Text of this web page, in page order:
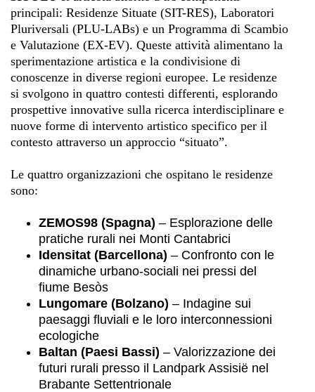
principali: Residenze Situate (SIT-RES), Laboratori
Pluriversali (PLU-LABs) e un Programma di Scambio
e Valutazione (EX-EV). Queste attività alimentano la
sperimentazione artistica e la condivisione di
conoscenze in diverse regioni europee. Le residenze
si svolgono in quattro contesti differenti, esplorando
prospettive innovative sulla ricerca interdisciplinare e
nuove forme di intervento artistico specifico per il
contesto attraverso un approccio “situato”.
Le quattro organizzazioni che ospitano le residenze
sono:
ZEMOS98 (Spagna) – Esplorazione delle
pratiche rurali nei Monti Cantabrici
Idensitat (Barcellona) – Confronto con le
dinamiche urbano-sociali nei pressi del
fiume Besòs
Lungomare (Bolzano) – Indagine sui
paesaggi fluviali e le loro interconnessioni
ecologiche
Baltan (Paesi Bassi) – Valorizzazione dei
futuri rurali presso il Landpark Assisië nel
Brabante Settentrionale